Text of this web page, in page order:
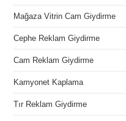
Mağaza Vitrin Cam Giydirme
Cephe Reklam Giydirme
Cam Reklam Giydirme
Kamyonet Kaplama
Tır Reklam Giydirme